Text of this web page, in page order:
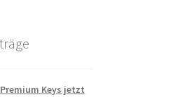
Premium Keys jetzt